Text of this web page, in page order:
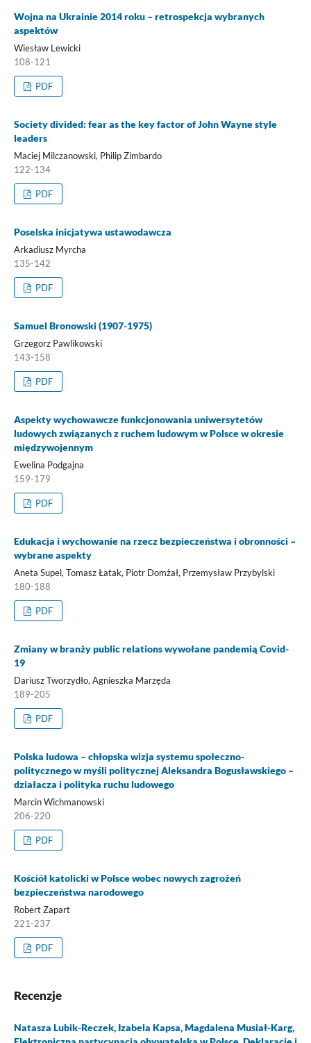
Wojna na Ukrainie 2014 roku – retrospekcja wybranych
aspektów
Wiesław Lewicki
108-121
PDF
Society divided: fear as the key factor of John Wayne style
leaders
Maciej Milczanowski, Philip Zimbardo
122-134
PDF
Poselska inicjatywa ustawodawcza
Arkadiusz Myrcha
135-142
PDF
Samuel Bronowski (1907-1975)
Grzegorz Pawlikowski
143-158
PDF
Aspekty wychowawcze funkcjonowania uniwersytetów
ludowych związanych z ruchem ludowym w Polsce w okresie
międzywojennym
Ewelina Podgajna
159-179
PDF
Edukacja i wychowanie na rzecz bezpieczeństwa i obronności –
wybrane aspekty
Aneta Supel, Tomasz Łatak, Piotr Domżał, Przemysław Przybylski
180-188
PDF
Zmiany w branży public relations wywołane pandemią Covid-
19
Dariusz Tworzydło, Agnieszka Marzęda
189-205
PDF
Polska ludowa – chłopska wizja systemu społeczno-
politycznego w myśli politycznej Aleksandra Bogusławskiego –
działacza i polityka ruchu ludowego
Marcin Wichmanowski
206-220
PDF
Kościół katolicki w Polsce wobec nowych zagrożeń
bezpieczeństwa narodowego
Robert Zapart
221-237
PDF
Recenzje
Natasza Lubik-Reczek, Izabela Kapsa, Magdalena Musiał-Karg,